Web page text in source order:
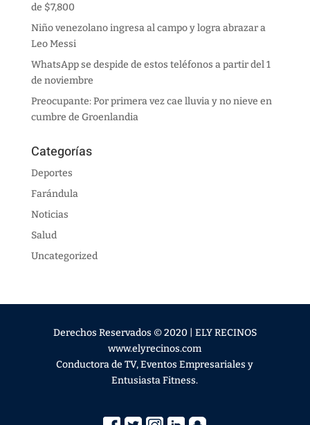
de $7,800
Niño venezolano ingresa al campo y logra abrazar a
Leo Messi
WhatsApp se despide de estos teléfonos a partir del 1
de noviembre
Preocupante: Por primera vez cae lluvia y no nieve en
cumbre de Groenlandia
Categorías
Deportes
Farándula
Noticias
Salud
Uncategorized
Derechos Reservados © 2020 | ELY RECINOS
www.elyrecinos.com
Conductora de TV, Eventos Empresariales y
Entusiasta Fitness.